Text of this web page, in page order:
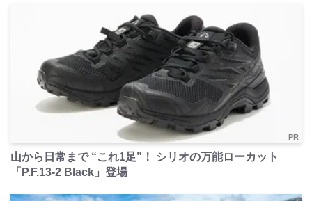
PR
山から日常まで “これ1足”！ シリオの万能ローカット
「P.F.13-2 Black」登場